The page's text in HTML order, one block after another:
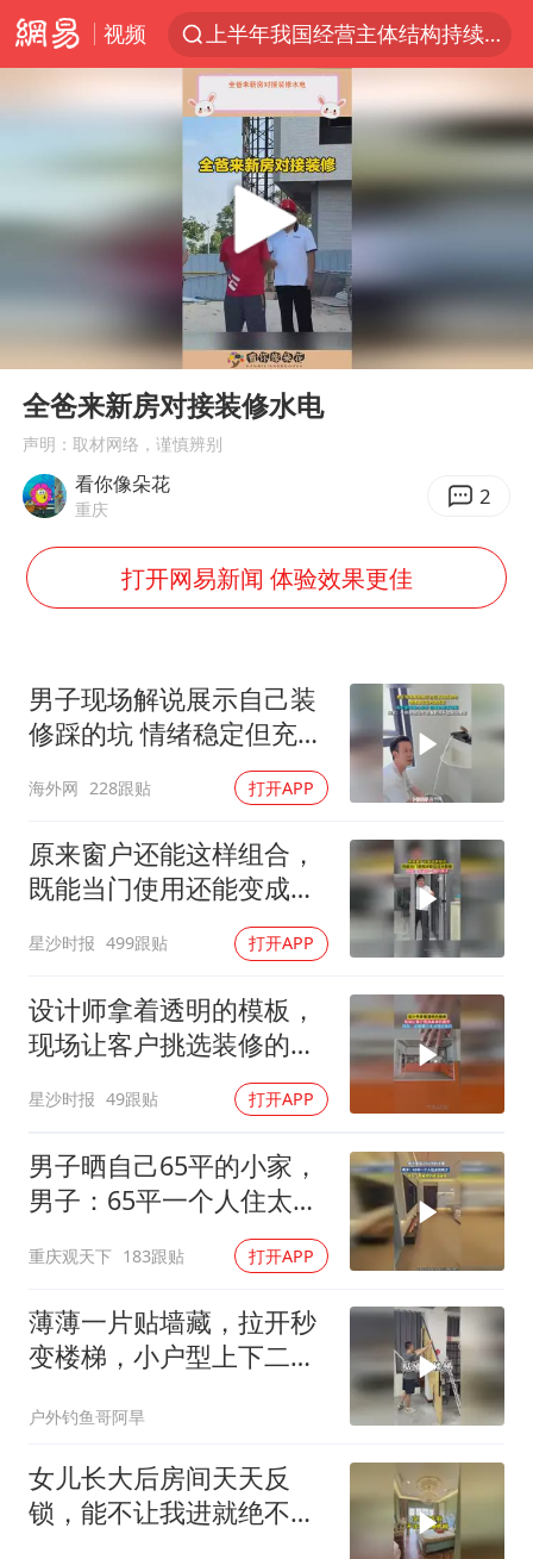
视频
上半年我国经营主体结构持续优化
杭州机场已取消航班388架次
于东来回应胖东来近25年老店年底关闭
浙江省委书记：该停下的坚决停下来
中国籍豪华游艇富商之子在泰国被杀
白海豚北上或致京津冀暴雨
美将每月供乌爱国者拦截导弹
世界第1特鲁姆普斯诺克中国赛一轮游
《龙餐馆》 冲奖
韩军前线部队连曝丑闻
云南一男子胃中取出180颗铁钉
奋力开创中国式现代化建设新局面
Play
00:28
全爸来新房对接装修水电
声明：取材网络，谨慎辨别
看你像朵花
重庆 2
打开网易新闻 体验效果更佳
男子现场解说展示自己装
修踩的坑 情绪稳定但充满
无奈 每处都有精心设计
但每处都有瑕疵 网友：一
开始我没笑 但看到洗手盆
我没绷住
海外网 228跟贴 打开APP
原来窗户还能这样组合，
既能当门使用还能变成半
截窗，网友：很适合一楼
的房子
星沙时报 499跟贴 打开APP
设计师拿着透明的模板，
现场让客户挑选装修的颜
色，网友：这是哪个天才
想出来的
星沙时报 49跟贴 打开APP
男子晒自己65平的小家，
男子：65平一个人住太完
重庆观天下 183跟贴 打开APP
薄薄一片贴墙藏，拉开秒
变楼梯，小户型上下二楼
户外钓鱼哥阿旱
女儿长大后房间天天反
锁，能不让我进就绝不让